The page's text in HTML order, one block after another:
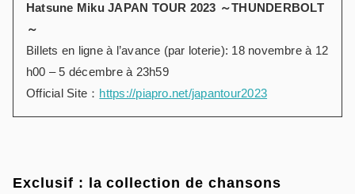
Hatsune Miku JAPAN TOUR 2023 ～THUNDERBOLT
～
Billets en ligne à l’avance (par loterie): 18 novembre à 12
h00 – 5 décembre à 23h59
Official Site： https://piapro.net/japantour2023
Exclusif : la collection de chansons